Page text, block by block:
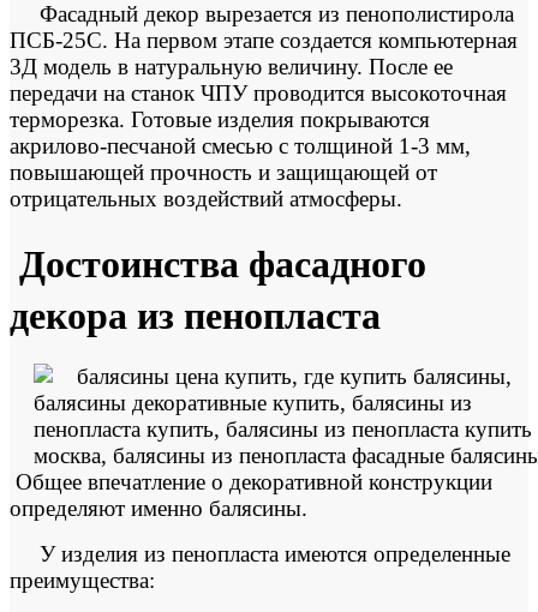
Фасадный декор вырезается из пенополистирола
ПСБ-25С. На первом этапе создается компьютерная
3Д модель в натуральную величину. После ее
передачи на станок ЧПУ проводится высокоточная
терморезка. Готовые изделия покрываются
акрилово-песчаной смесью с толщиной 1-3 мм,
повышающей прочность и защищающей от
отрицательных воздействий атмосферы.
Достоинства фасадного
декора из пенопласта
Общее впечатление о декоративной конструкции
определяют именно балясины.
У изделия из пенопласта имеются определенные
преимущества: